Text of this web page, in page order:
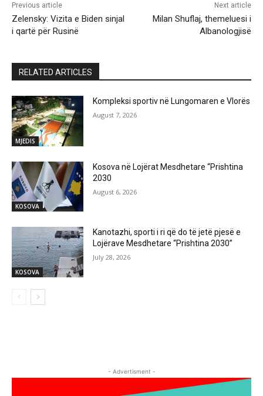
Previous article
Zelensky: Vizita e Biden sinjal
i qartë për Rusinë
Next article
Milan Shuflaj, themeluesi i
Albanologjisë
RELATED ARTICLES
MJEDIS
Kompleksi sportiv në Lungomaren e Vlorës
August 7, 2026
KOSOVA
Kosova në Lojërat Mesdhetare “Prishtina
2030
August 6, 2026
KOSOVA
Kanotazhi, sporti i ri që do të jetë pjesë e
Lojërave Mesdhetare “Prishtina 2030”
July 28, 2026
- Advertisment -